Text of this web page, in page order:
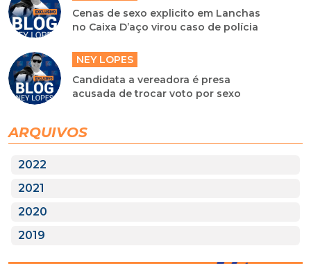
Cenas de sexo explicito em Lanchas
no Caixa D’aço virou caso de polícia
NEY LOPES
Candidata a vereadora é presa
acusada de trocar voto por sexo
ARQUIVOS
2022
2021
2020
2019